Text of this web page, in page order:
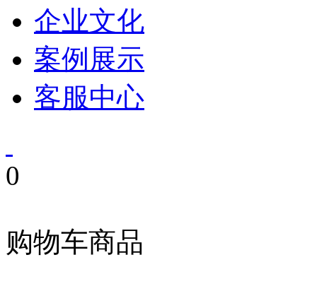
企业文化
案例展示
客服中心
0
购物车商品